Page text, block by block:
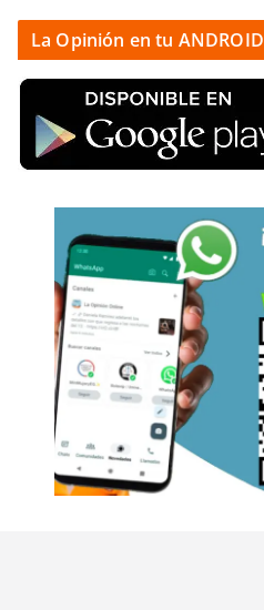
La Opinión en tu ANDROID